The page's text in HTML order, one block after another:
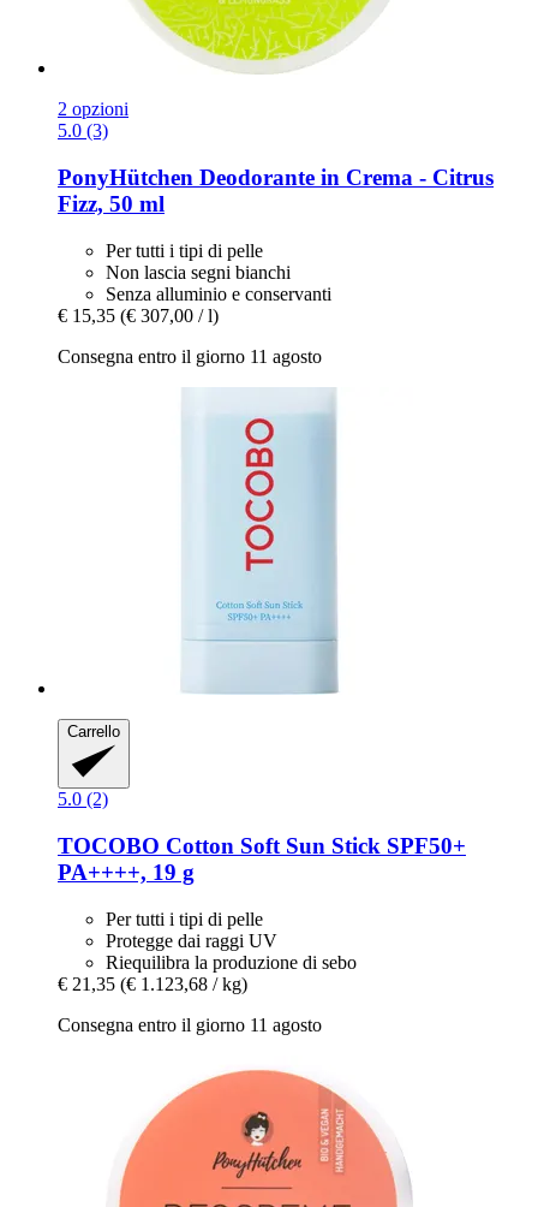
2 opzioni
5.0 (3)
PonyHütchen Deodorante in Crema -​ Citrus
Fizz, 50 ml
Per tutti i tipi di pelle
Non lascia segni bianchi
Senza alluminio e conservanti
€ 15,35 (€ 307,00 / l)
Consegna entro il giorno 11 agosto
Carrello
5.0 (2)
TOCOBO Cotton Soft Sun Stick SPF50+
PA++++, 19 g
Per tutti i tipi di pelle
Protegge dai raggi UV
Riequilibra la produzione di sebo
€ 21,35 (€ 1.123,68 / kg)
Consegna entro il giorno 11 agosto